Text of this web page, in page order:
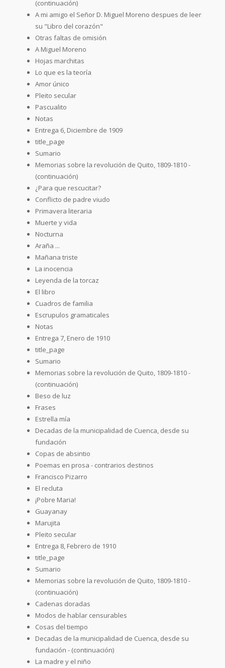
(continuación)
A mi amigo el Señor D. Miguel Moreno despues de leer
su "Libro del corazón"
Otras faltas de omisión
A Miguel Moreno
Hojas marchitas
Lo que es la teoría
Amor único
Pleito secular
Pascualito
Notas
Entrega 6, Diciembre de 1909
title_page
Sumario
Memorias sobre la revolución de Quito, 1809-1810 -
(continuación)
¿Para que rescucitar?
Conflicto de padre viudo
Primavera literaria
Muerte y vida
Nocturna
Araña ...
Mañana triste
La inocencia
Leyenda de la torcaz
El libro
Cuadros de familia
Escrupulos gramaticales
Notas
Entrega 7, Enero de 1910
title_page
Sumario
Memorias sobre la revolución de Quito, 1809-1810 -
(continuación)
Beso de luz
Frases
Estrella mía
Decadas de la municipalidad de Cuenca, desde su
fundación
Copas de absintio
Poemas en prosa - contrarios destinos
Francisco Pizarro
El recluta
¡Pobre Maria!
Guayanay
Marujita
Pleito secular
Entrega 8, Febrero de 1910
title_page
Sumario
Memorias sobre la revolución de Quito, 1809-1810 -
(continuación)
Cadenas doradas
Modos de hablar censurables
Cosas del tiempo
Decadas de la municipalidad de Cuenca, desde su
fundación - (continuación)
La madre y el niño